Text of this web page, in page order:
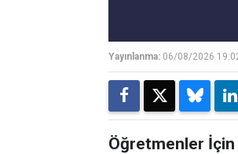
Yayınlanma: 06/08/2026
Öğretmenler İçin